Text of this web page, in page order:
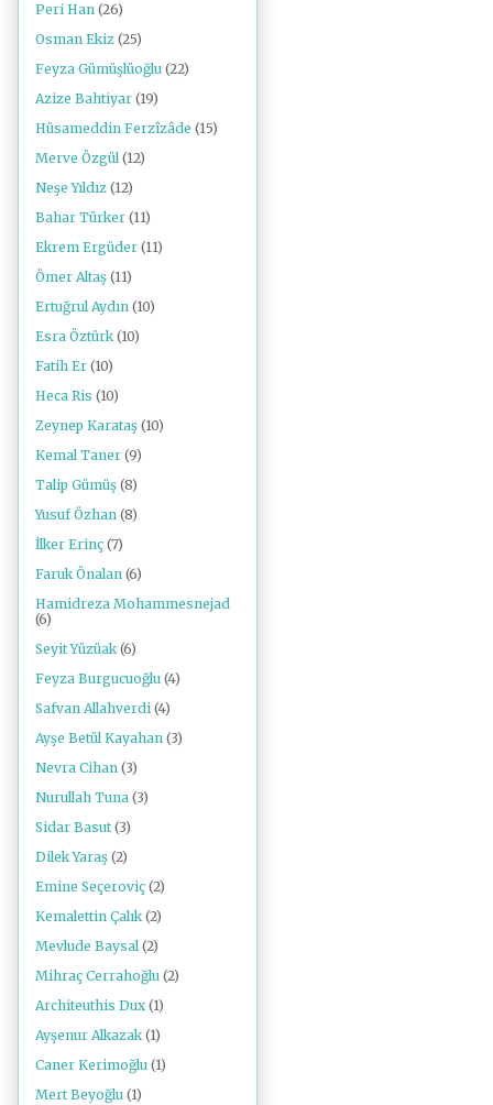
Peri Han (26)
Osman Ekiz (25)
Feyza Gümüşlüoğlu (22)
Azize Bahtiyar (19)
Hüsameddin Ferzîzâde (15)
Merve Özgül (12)
Neşe Yıldız (12)
Bahar Türker (11)
Ekrem Ergüder (11)
Ömer Altaş (11)
Ertuğrul Aydın (10)
Esra Öztürk (10)
Fatih Er (10)
Heca Ris (10)
Zeynep Karataş (10)
Kemal Taner (9)
Talip Gümüş (8)
Yusuf Özhan (8)
İlker Erinç (7)
Faruk Önalan (6)
Hamidreza Mohammesnejad
(6)
Seyit Yüzüak (6)
Feyza Burgucuoğlu (4)
Safvan Allahverdi (4)
Ayşe Betül Kayahan (3)
Nevra Cihan (3)
Nurullah Tuna (3)
Sidar Basut (3)
Dilek Yaraş (2)
Emine Seçeroviç (2)
Kemalettin Çalık (2)
Mevlude Baysal (2)
Mihraç Cerrahoğlu (2)
Architeuthis Dux (1)
Ayşenur Alkazak (1)
Caner Kerimoğlu (1)
Mert Beyoğlu (1)